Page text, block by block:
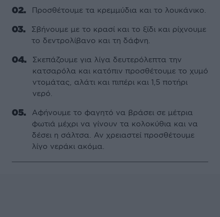
Προσθέτουμε τα κρεμμύδια και το λουκάνικο.
Σβήνουμε με το κρασί και το ξίδι και ρίχνουμε
το δεντρολίβανο και τη δάφνη.
Σκεπάζουμε για λίγα δευτερόλεπτα την
κατσαρόλα και κατόπιν προσθέτουμε το χυμό
ντομάτας, αλάτι και πιπέρι και 1,5 ποτήρι
νερό.
Αφήνουμε το φαγητό να βράσει σε μέτρια
φωτιά μέχρι να γίνουν τα κολοκύθια και να
δέσει η σάλτσα. Αν χρειαστεί προσθέτουμε
λίγο νεράκι ακόμα.